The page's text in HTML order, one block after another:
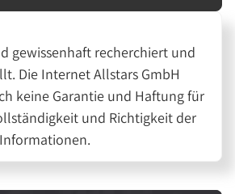
gewissenhaft recherchiert und
Die Internet Allstars GmbH
keine Garantie und Haftung für
und Richtigkeit der